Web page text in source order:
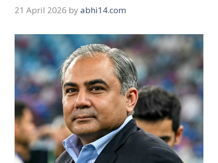
21 April 2026 by abhi14.com